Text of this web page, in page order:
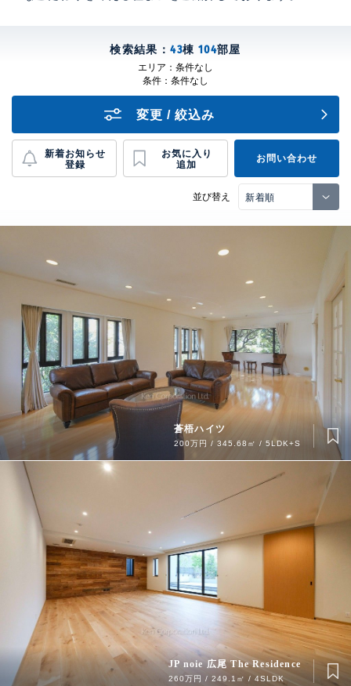
検索結果：43棟 104部屋
エリア： 条件なし
条件： 条件なし
変更 / 絞込み
新着お知らせ
登録
お気に入り
追加
お問い合わせ
並び替え
蒼梧ハイツ
200万円 / 345.68㎡ / 5LDK+S
JP noie 広尾 The Residence
260万円 / 249.1㎡ / 4SLDK